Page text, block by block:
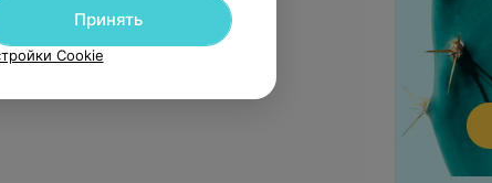
Принять
Cookie